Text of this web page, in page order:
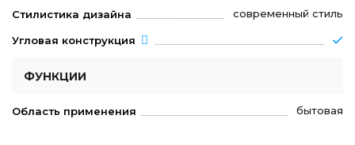
Стилистика дизайна современный стиль
Угловая конструкция
ФУНКЦИИ
Область применения бытовая